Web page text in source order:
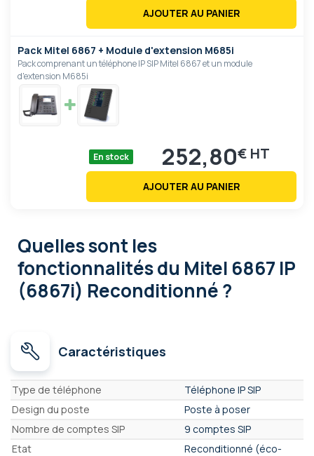
AJOUTER AU PANIER
Pack Mitel 6867 + Module d'extension M685i
Pack comprenant un téléphone IP SIP Mitel 6867 et un module
d'extension M685i
En stock 252,80€
AJOUTER AU PANIER
Quelles sont les
fonctionnalitésdu Mitel 6867 IP
(6867i) Reconditionné ?
Caractéristiques
Caractéristiques
Type de téléphone
Téléphone IP SIP
Design du poste
Poste à poser
Nombre de comptes SIP
9 comptes SIP
Etat
Reconditionné (éco-